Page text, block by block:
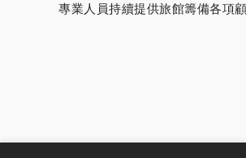
專業人員持續提供旅館籌備各項